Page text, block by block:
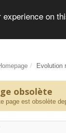
on
Evolution
obsolète
page est obsolète